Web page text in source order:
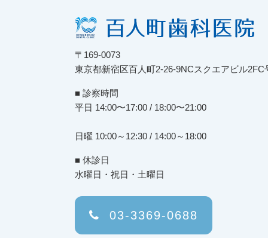
〒169-0073
東京都新宿区百人町2-26-9NCスクエアビル2FC
■ 診察時間
平日 14:00〜17:00 / 18:00〜21:00
日曜 10:00～12:30 / 14:00～18:00
■ 休診日
水曜日・祝日・土曜日
03-3369-0688